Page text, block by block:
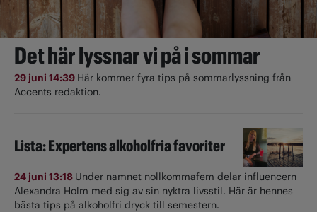
Det här lyssnar vi på i sommar
29 juni 14:39 Här kommer fyra tips på sommarlyssning från
Accents redaktion.
Lista: Expertens alkoholfria favoriter
24 juni 13:18 Under namnet nollkommafem delar influencern
Alexandra Holm med sig av sin nyktra livsstil. Här är hennes
bästa tips på alkoholfri dryck till semestern.